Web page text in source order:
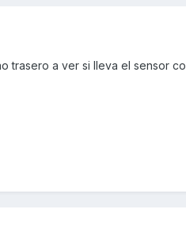
trasero a ver si lleva el sensor